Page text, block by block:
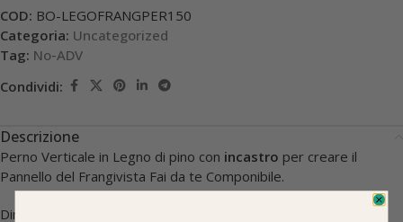
COD:BO-LEGOFRANGPER150
Tag: No-ADV
Descrizione
Perno Verticale in Legno di pino conincastroper creare il
Pannello del Frangivista Fai da te Componibile.